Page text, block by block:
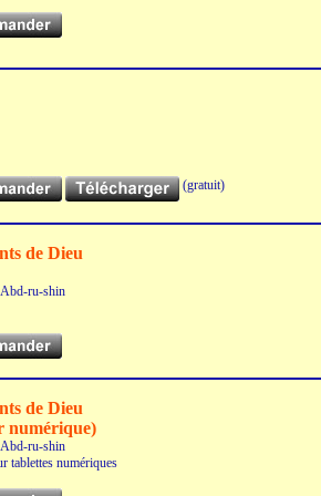
(gratuit)
de Dieu
Abd-ru-shin
de Dieu
numérique)
Abd-ru-shin
tablettes numériques